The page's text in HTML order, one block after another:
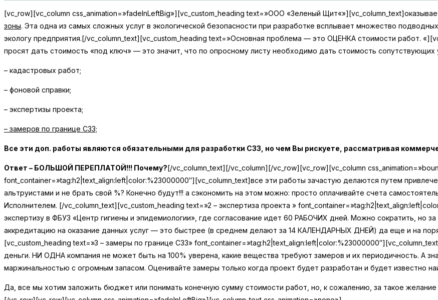
[vc_row][vc_column css_animation=»fadeInLeftBig»][vc_custom_heading text=»ООО «Зеленый Щит«»][vc_column_text]
зоны. Эта одна из самых сложных услуг в экологической безопасности при разработке всплывает множество
экологу предприятия.[/vc_column_text][vc_custom_heading text=»Основная проблема — это ОЦЕНКА стоимости работ.
просят дать стоимость «под ключ» — это значит, что по опросному листу необходимо дать стоимость сопутствующих
– кадастровых работ;
– фоновой справки;
– экспертизы проекта;
– замеров по границе СЗЗ;
Все эти доп. работы являются обязательными для разработки СЗЗ, но чем Вы рискуете, рассматривая
Ответ – БОЛЬШОЙ ПЕРЕПЛАТОЙ!!! Почему?[/vc_column_text][/vc_column][/vc_row][vc_row][vc_column
font_container=»tag:h2|text_align:left|color:%23000000″][vc_column_text]все эти работы зачастую делаются путем
альтруистами и не брать свой %? Конечно будут!!! а сэкономить на этом можно: просто оплачивайте счета
Исполнителем. [/vc_column_text][vc_custom_heading text=»2 – экспертиза проекта »
экспертизу в ФБУЗ «Центр гигиены и эпидемиологии», где согласование идет 60 РАБОЧИХ дней. Можно сократить, но
аккредитацию на оказание данных услуг — это быстрее (в среднем делают за 14 КАЛЕНДАРНЫХ ДНЕЙ) да еще и на
[vc_custom_heading text=»3 – замеры по границе СЗЗ»
деньги. НИ ОДНА компания не может быть на 100% уверена, какие вещества требуют замеров и их периодичность. А
маржинальностью с огромным запасом. Оценивайте замеры только когда проект будет разработан и будет известно
Да, все мы хотим заложить бюджет или понимать конечную сумму стоимости работ, но, к сожалению, за такое